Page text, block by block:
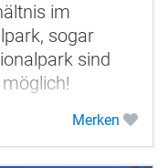
im
sogar
sind
Merken